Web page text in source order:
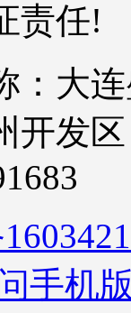
责任!
：大
开发
手机版